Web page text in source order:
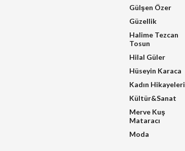
Gülşen Özer
Güzellik
Halime Tezcan
Tosun
Hilal Güler
Hüseyin Karaca
Kadın Hikayeleri
Kültür&Sanat
Merve Kuş
Mataracı
Moda